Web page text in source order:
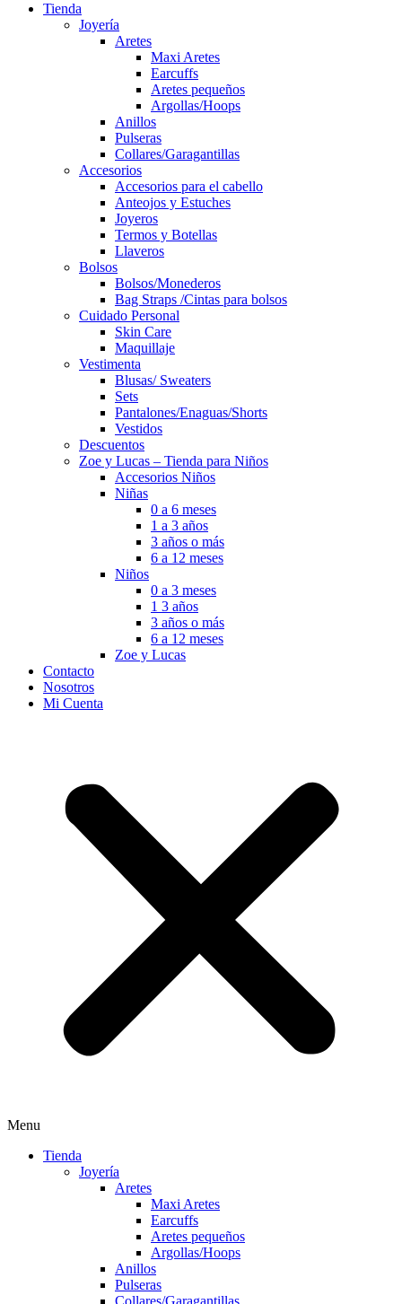
Tienda
Joyería
Aretes
Maxi Aretes
Earcuffs
Aretes pequeños
Argollas/Hoops
Anillos
Pulseras
Collares/Garagantillas
Accesorios
Accesorios para el cabello
Anteojos y Estuches
Joyeros
Termos y Botellas
Llaveros
Bolsos
Bolsos/Monederos
Bag Straps /Cintas para bolsos
Cuidado Personal
Skin Care
Maquillaje
Vestimenta
Blusas/ Sweaters
Sets
Pantalones/Enaguas/Shorts
Vestidos
Descuentos
Zoe y Lucas – Tienda para Niños
Accesorios Niños
Niñas
0 a 6 meses
1 a 3 años
3 años o más
6 a 12 meses
Niños
0 a 3 meses
1 3 años
3 años o más
6 a 12 meses
Zoe y Lucas
Contacto
Nosotros
Mi Cuenta
Menu
Tienda
Joyería
Aretes
Maxi Aretes
Earcuffs
Aretes pequeños
Argollas/Hoops
Anillos
Pulseras
Collares/Garagantillas